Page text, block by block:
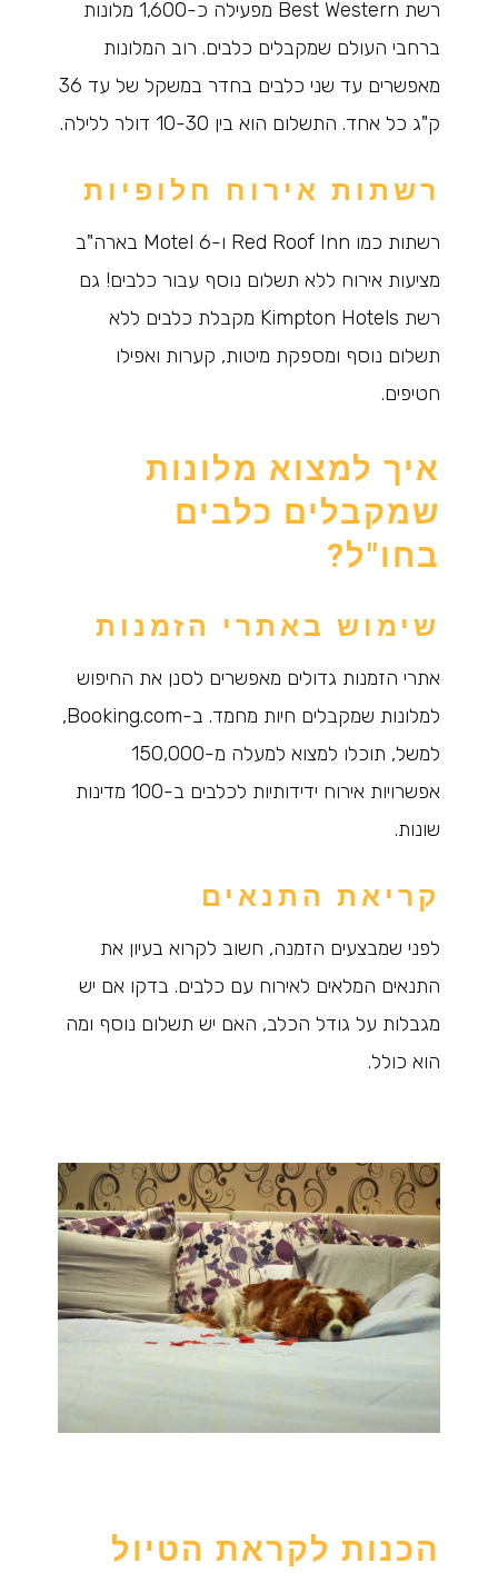
רשת Best Western מפעילה כ-1,600 מלונות
ברחבי העולם שמקבלים כלבים. רוב המלונות
מאפשרים עד שני כלבים בחדר במשקל של עד 36
ק"ג כל אחד. התשלום הוא בין 10-30 דולר ללילה.
רשתות אירוח חלופיות
רשתות כמו Red Roof Inn ו-Motel 6 בארה"ב
מציעות אירוח ללא תשלום נוסף עבור כלבים! גם
רשת Kimpton Hotels מקבלת כלבים ללא
תשלום נוסף ומספקת מיטות, קערות ואפילו
חטיפים.
איך למצוא מלונות
שמקבלים כלבים
בחו"ל?
שימוש באתרי הזמנות
אתרי הזמנות גדולים מאפשרים לסנן את החיפוש
למלונות שמקבלים חיות מחמד. ב-Booking.com,
למשל, תוכלו למצוא למעלה מ-150,000
אפשרויות אירוח ידידותיות לכלבים ב-100 מדינות
שונות.
קריאת התנאים
לפני שמבצעים הזמנה, חשוב לקרוא בעיון את
התנאים המלאים לאירוח עם כלבים. בדקו אם יש
מגבלות על גודל הכלב, האם יש תשלום נוסף ומה
הוא כולל.
הכנות לקראת הטיול